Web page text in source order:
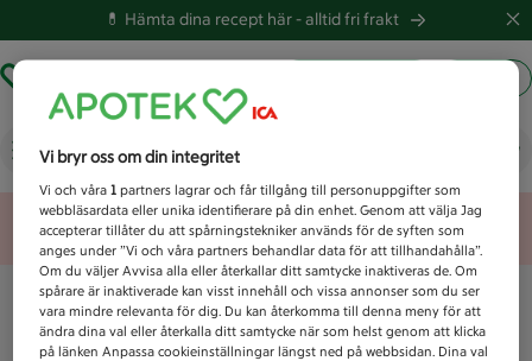
💊 Hämta dina recept här -alltid fri frakt
Vad letar du efter idag?
Unknown error
Vi bryr oss om din integritet
Vi och våra1 partners lagrar och får tillgång till personuppgifter som
webbläsardata eller unika identifierare på din enhet. Genom att välja Jag
accepterar tillåter du att spårningstekniker används för de syften som
anges under ”Vi och våra partners behandlar data för att tillhandahålla”.
Om du väljer Avvisa alla eller återkallar ditt samtycke inaktiveras de. Om
spårare är inaktiverade kan visst innehåll och vissa annonser som du ser
vara mindre relevanta för dig. Du kan återkomma till denna meny för att
ändra dina val eller återkalla ditt samtycke när som helst genom att klicka
på länken Anpassa cookieinställningar längst ned på webbsidan. Dina val